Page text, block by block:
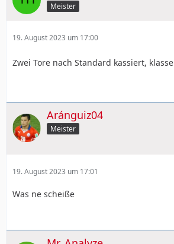
Meister
19. August 2023 um 17:00
Zwei Tore nach Standard kassiert, klasse
Aránguiz04
Meister
19. August 2023 um 17:01
Was ne scheiße